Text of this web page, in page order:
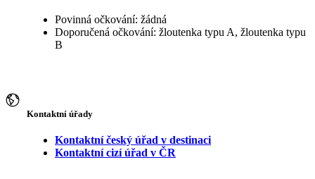
Povinná očkování: žádná
Doporučená očkování: žloutenka typu A, žloutenka typu
B
Kontaktní úřady
Kontaktní český úřad v destinaci
Kontaktní cizí úřad v ČR